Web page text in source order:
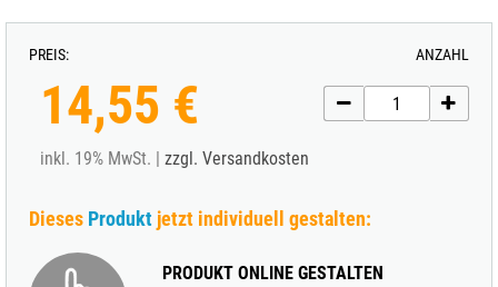
PREIS:
14,55 €
inkl. 19% MwSt. | zzgl. Versandkosten
ANZAHL
Dieses Produkt jetzt individuell gestalten:
PRODUKT ONLINE GESTALTEN